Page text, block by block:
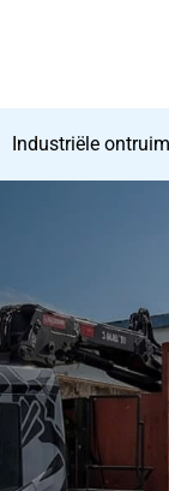
Industriële